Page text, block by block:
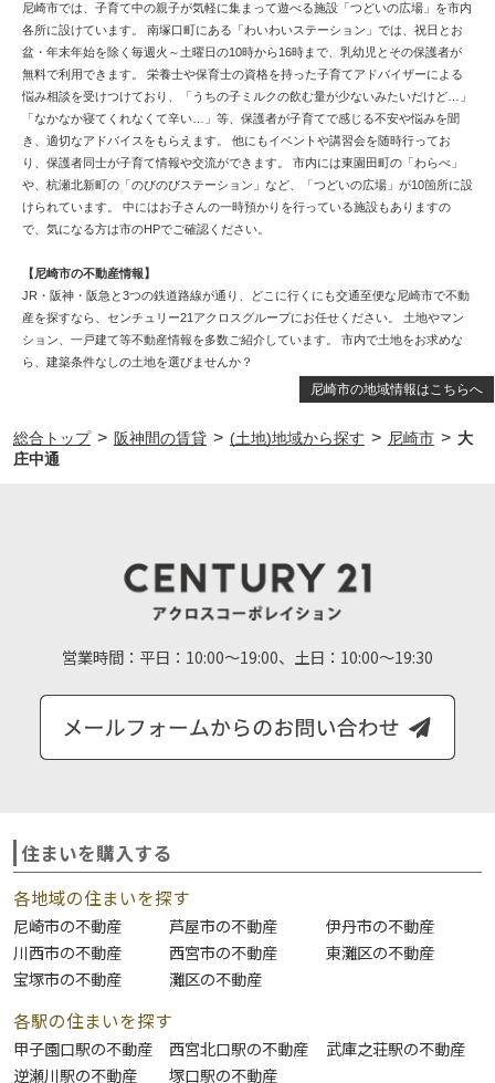
尼崎市の地域情報はこちらへ
尼崎市では、子育て中の親子が気軽に集まって遊べる施設「つどいの広場」を市内
各所に設けています。 南塚口町にある「わいわいステーション」では、祝日とお
盆・年末年始を除く毎週火～土曜日の10時から16時まで、乳幼児とその保護者が
無料で利用できます。 栄養士や保育士の資格を持った子育てアドバイザーによる
悩み相談を受けつけており、「うちの子ミルクの飲む量が少ないみたいだけど…」
「なかなか寝てくれなくて辛い…」等、保護者が子育てで感じる不安や悩みを聞
き、適切なアドバイスをもらえます。 他にもイベントや講習会を随時行ってお
り、保護者同士が子育て情報や交流ができます。 市内には東園田町の「わらべ」
や、杭瀬北新町の「のびのびステーション」など、「つどいの広場」が10箇所に設
けられています。 中にはお子さんの一時預かりを行っている施設もありますの
で、気になる方は市のHPでご確認ください。
【尼崎市の不動産情報】
JR・阪神・阪急と3つの鉄道路線が通り、どこに行くにも交通至便な尼崎市で不動
産を探すなら、センチュリー21アクロスグループにお任せください。 土地やマン
ション、一戸建て等不動産情報を多数ご紹介しています。 市内で土地をお求めな
ら、建築条件なしの土地を選びませんか？
総合トップ > 阪神間の賃貸 > (土地)地域から探す > 尼崎市 > 大
庄中通
営業時間： 平日：10:00～19:00、土日：10:00～19:30
住まいを購入する
各地域の住まいを探す
尼崎市の不動産 芦屋市の不動産
伊丹市の不動産
川西市の不動産
西宮市の不動産
東灘区の不動産
宝塚市の不動産
灘区の不動産
各駅の住まいを探す
甲子園口駅の不動産 西宮北口駅の不動産
武庫之荘駅の不動産
逆瀬川駅の不動産
塚口駅の不動産